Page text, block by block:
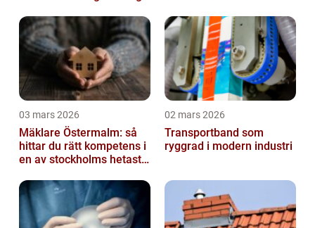
03 mars 2026
Mäklare Östermalm: så
hittar du rätt kompetens i
en av stockholms hetaste
02 mars 2026
Transportband som
ryggrad i modern industri